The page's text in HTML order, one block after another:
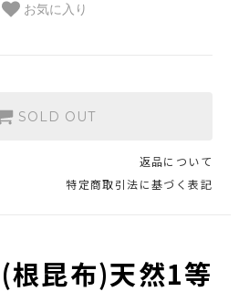
シー
時-18時/水・日曜定休
お気に入り
SOLD OUT
返品について
特定商取引法に基づく表記
根昆布)天然1等